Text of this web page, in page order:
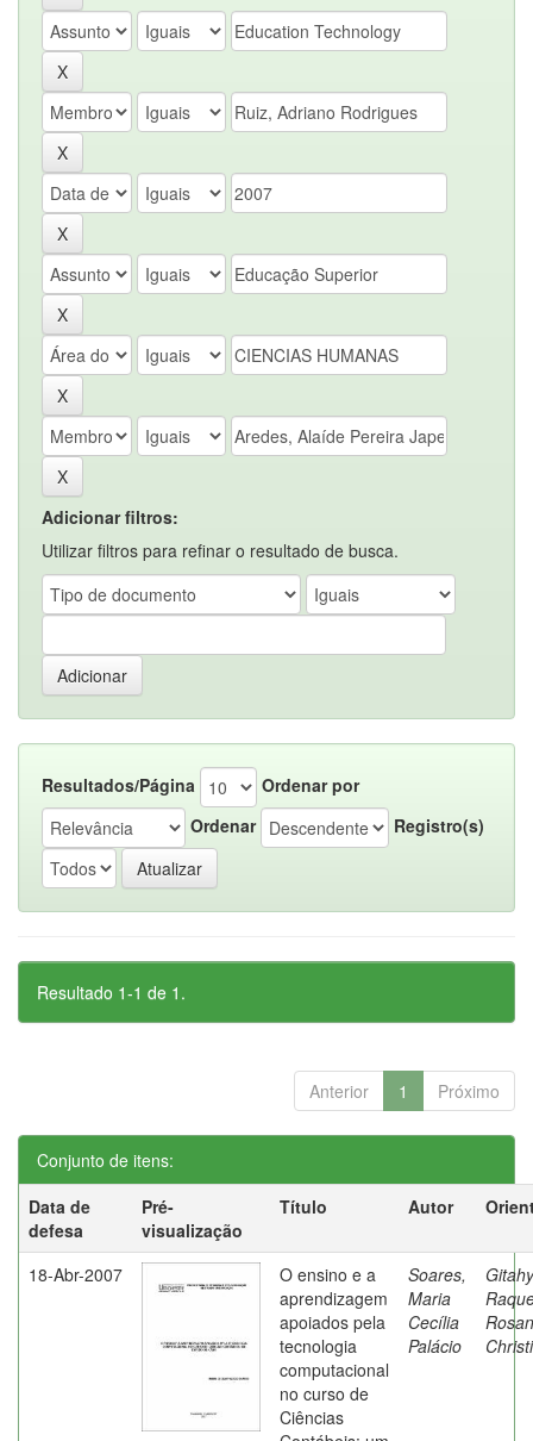
Adicionar filtros:
Utilizar filtros para refinar o resultado de busca.
Resultados/Página
Ordenar por
Ordenar
Registro(s)
Resultado 1-1 de 1.
Anterior 1 Próximo
Conjunto de itens:
Data de
defesa
Pré-
visualização
Título Autor
18-Abr-2007
O ensino e a
aprendizagem
apoiados pela
tecnologia
computacional
no curso de
Ciências
Soares,
Maria
Cecília
Palácio
Rosan